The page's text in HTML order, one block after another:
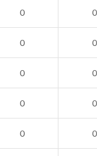
0 0
0 0
0 0
0 0
0 0